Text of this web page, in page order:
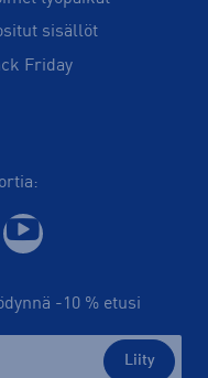
sisällöt
Friday
-10 % etusi
Liity